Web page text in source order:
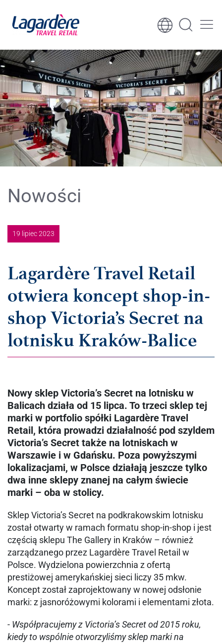
Skocz do treści
Nowości
19 lipiec 2023
Lagardère Travel Retail
otwiera koncept shop-in-
shop Victoria’s Secret na
lotnisku Kraków-Balice
Nowy sklep Victoria’s Secret na lotnisku w
Balicach działa od 15 lipca. To trzeci sklep tej
marki w portfolio spółki Lagardère Travel
Retail, która prowadzi działalność pod szyldem
Victoria’s Secret także na lotniskach w
Warszawie i w Gdańsku. Poza powyższymi
lokalizacjami, w Polsce działają jeszcze tylko
dwa inne sklepy znanej na całym świecie
marki – oba w stolicy.
Sklep Victoria’s Secret na podkrakowskim lotnisku
został otwarty w ramach formatu shop-in-shop i jest
częścią sklepu The Gallery in Kraków – również
zarządzanego przez Lagardère Travel Retail w
Polsce. Wydzielona powierzchnia z ofertą
prestiżowej amerykańskiej sieci liczy 35 mkw.
Koncept został zaprojektowany w nowej odsłonie
marki: z jasnoróżowymi kolorami i elementami złota.
- Współpracujemy z Victoria’s Secret od 2015 roku,
kiedy to wspólnie otworzyliśmy sklep marki na